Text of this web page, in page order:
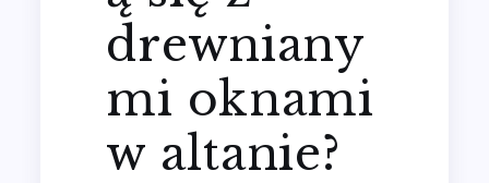
drewniany
mi oknami
w altanie?